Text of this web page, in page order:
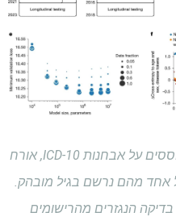
סכמטי של מסלולי בריאות המבוססים על אבחנות ICD-10, אורח
אחד מהם נרשם בגיל מובהק.
בדיקה הנגזרים מהרישומים